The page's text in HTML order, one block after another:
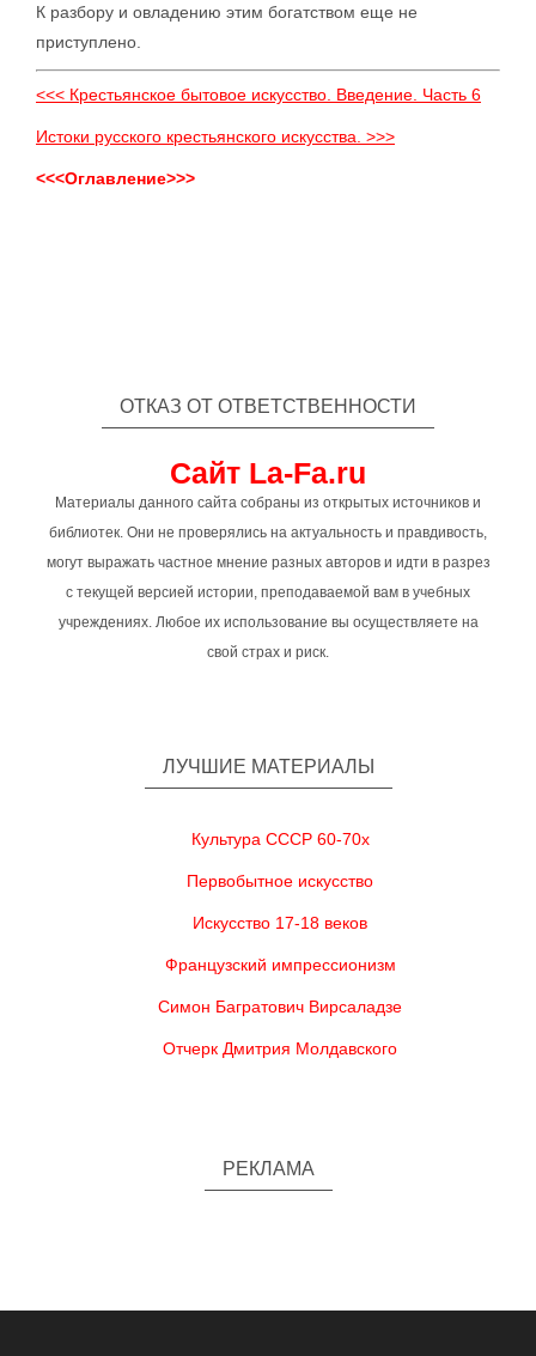
К разбору и овладению этим богатством еще не
приступлено.
<<< Крестьянское бытовое искусство. Введение. Часть 6
Истоки русского крестьянского искусства. >>>
<<<Оглавление>>>
ОТКАЗ ОТ ОТВЕТСТВЕННОСТИ
Сайт La-Fa.ru
Материалы данного сайта собраны из открытых источников и
библиотек. Они не проверялись на актуальность и правдивость,
могут выражать частное мнение разных авторов и идти в разрез
с текущей версией истории, преподаваемой вам в учебных
учреждениях. Любое их использование вы осуществляете на
свой страх и риск.
ЛУЧШИЕ МАТЕРИАЛЫ
Культура СССР 60-70х
Первобытное искусство
Искусство 17-18 веков
Французский импрессионизм
Симон Багратович Вирсаладзе
Отчерк Дмитрия Молдавского
РЕКЛАМА